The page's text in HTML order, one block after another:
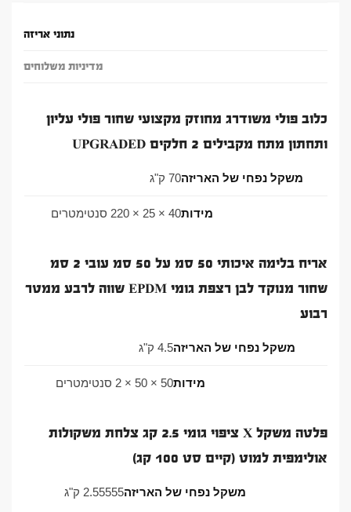
נתוני אריזה
מדיניות משלוחים
כלוב פולי משודרג מחוזק מקצועי שחור פולי עליון
ותחתון מתח מקבילים 2 חלקים UPGRADED
משקל נפחי של האריזה70 ק"ג
מידות40 × 25 × 220 סנטימטרים
אריח בלימה איכותי 50 סמ על 50 סמ עובי 2 סמ
שחור מנוקד לבן רצפת גומי EPDM שווה לרבע ממטר
רבוע
משקל נפחי של האריזה4.5 ק"ג
מידות50 × 50 × 2 סנטימטרים
פלטה משקל X ציפוי גומי 2.5 קג צלחת משקולות
אולימפית למוט (קיים סט 100 קג)
משקל נפחי של האריזה2.55555 ק"ג